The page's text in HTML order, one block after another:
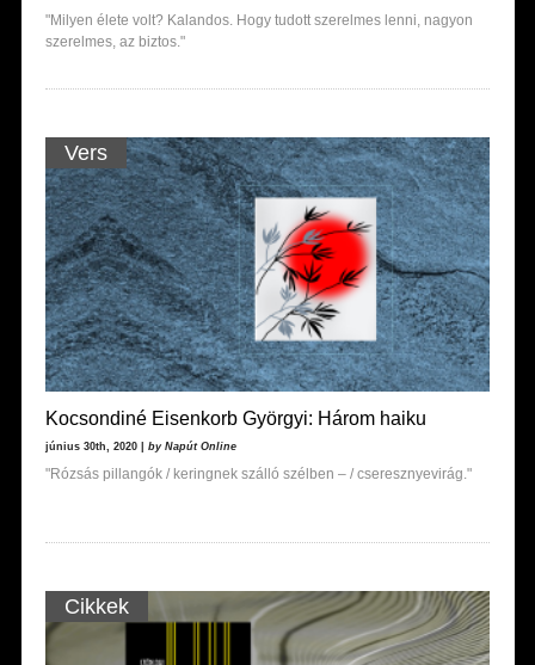
"Milyen élete volt? Kalandos. Hogy tudott szerelmes lenni, nagyon
szerelmes, az biztos."
Vers
Kocsondiné Eisenkorb Györgyi: Három haiku
június 30th, 2020 | by Napút Online
"Rózsás pillangók / keringnek szálló szélben – / cseresznyevirág."
Cikkek